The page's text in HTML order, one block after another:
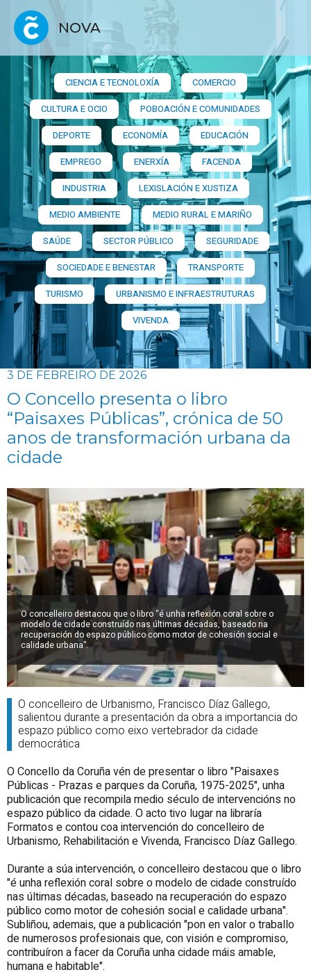
NOVA
CIENCIA E TECNOLOXÍA
COMERCIO
CULTURA E OCIO
POBOACIÓN E COMUNIDADES
DEPORTE
ECONOMÍA
EDUCACIÓN
EMPREGO
ENERXÍA
FACENDA
INDUSTRIA
LEXISLACIÓN E XUSTIZA
MEDIO AMBIENTE
MEDIO RURAL E MARIÑO
SAÚDE
SECTOR PÚBLICO
SEGURIDADE
SOCIEDADE E BENESTAR
TRANSPORTE
TURISMO
URBANISMO E INFRAESTRUTURAS
VIVENDA
3 DE FEBREIRO DE 2026
O Concello presenta o libro
“Paisaxes Públicas”, crónica de 50
anos de transformación urbana da
cidade
O concelleiro destacou que o libro “é unha reflexión coral sobre o
modelo de cidade construído nas últimas décadas, baseado na
recuperación do espazo público como motor de cohesión social e
calidade urbana”.
O concelleiro de Urbanismo, Francisco Díaz Gallego,
salientou durante a presentación da obra a importancia do
espazo público como eixo vertebrador da cidade
democrática
O Concello da Coruña vén de presentar o libro "Paisaxes
Públicas - Prazas e parques da Coruña, 1975-2025", unha
publicación que recompila medio século de intervencións no
espazo público da cidade. O acto tivo lugar na libraría
Formatos e contou coa intervención do concelleiro de
Urbanismo, Rehabilitación e Vivenda, Francisco Díaz Gallego.
Durante a súa intervención, o concelleiro destacou que o libro
"é unha reflexión coral sobre o modelo de cidade construído
nas últimas décadas, baseado na recuperación do espazo
público como motor de cohesión social e calidade urbana".
Subliñou, ademais, que a publicación "pon en valor o traballo
de numerosos profesionais que, con visión e compromiso,
contribuíron a facer da Coruña unha cidade máis amable,
humana e habitable".